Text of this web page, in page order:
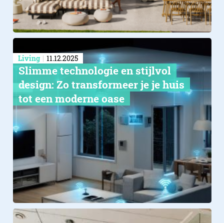
Living 11.12.2025
Slimme technologie en stijlvol
design: Zo transformeer je je huis
tot een moderne oase